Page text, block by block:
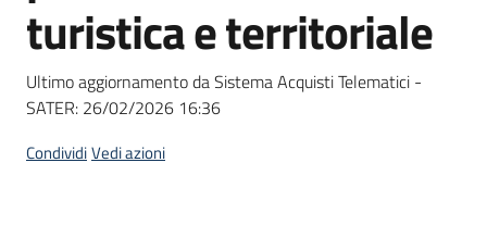
Supporto
Piattaforme
telematiche
turistica e territoriale
Ultimo aggiornamento da Sistema Acquisti Telematici -
SATER: 26/02/2026 16:36
CondividiVedi azioni